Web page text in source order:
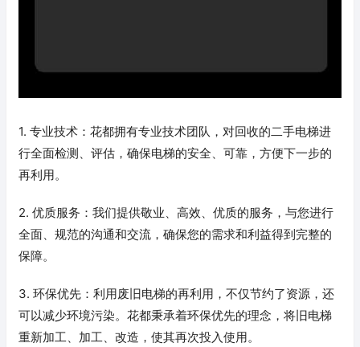
1. 专业技术：花都拥有专业技术团队，对回收的二手电梯进
行全面检测、评估，确保电梯的安全、可靠，方便下一步的
再利用。
2. 优质服务：我们提供敬业、高效、优质的服务，与您进行
全面、规范的沟通和交流，确保您的需求和利益得到完整的
保障。
3. 环保优先：利用废旧电梯的再利用，不仅节约了资源，还
可以减少环境污染。花都秉承着环保优先的理念，将旧电梯
重新加工、加工、改造，使其再次投入使用。